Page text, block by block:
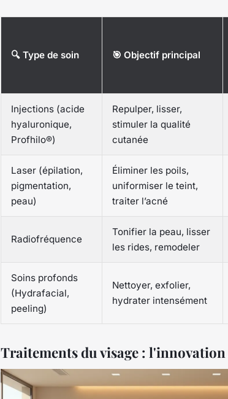
🔍 Type de soin 🎯 Objectif principal
Injections (acide
hyaluronique,
Profhilo®)
Repulper, lisser,
stimuler la qualité
cutanée
Laser (épilation,
pigmentation,
peau)
Éliminer les poils,
uniformiser le teint,
traiter l’acné
Radiofréquence
Tonifier la peau, lisser
les rides, remodeler
Soins profonds
(Hydrafacial,
peeling)
Nettoyer, exfolier,
hydrater intensément
Traitements du visage : l'innovation